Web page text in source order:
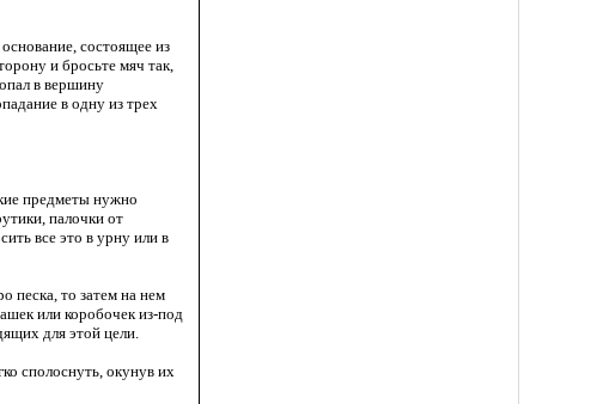
состоящее из
и бросьте мяч так,
в вершину
в одну из трех
предметы нужно
палочки от
все это в урну или в
песка, то затем на нем
или коробочек из-под
для этой цели.
сполоснуть, окунув их